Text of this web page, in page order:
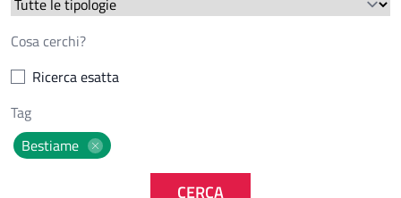
Ricerca esatta
Bestiame
CERCA